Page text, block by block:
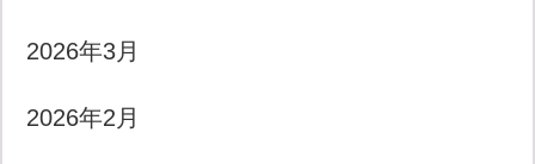
2026年3月
2026年2月